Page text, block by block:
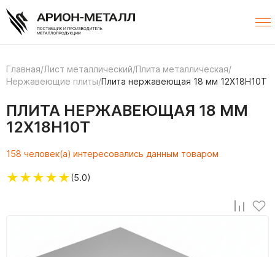
Главная/Лист металлический/Плита металлическая/
Нержавеющие плиты/Плита нержавеющая 18 мм 12Х18Н10Т
ПЛИТА НЕРЖАВЕЮЩАЯ 18 ММ
12Х18Н10Т
158 человек(а) интересовались данным товаром
★★★★★(5.0)